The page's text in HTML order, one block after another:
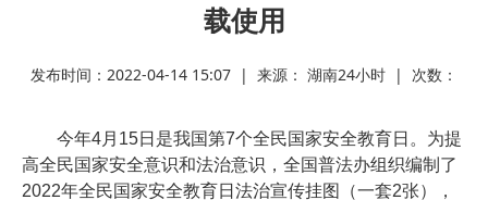
载使用
发布时间：2022-04-14 15:07 | 来源： 湖南24小时 | 次数：
今年4月15日是我国第7个全民国家安全教育日。为提
高全民国家安全意识和法治意识，全国普法办组织编制了
2022年全民国家安全教育日法治宣传挂图（一套2张），